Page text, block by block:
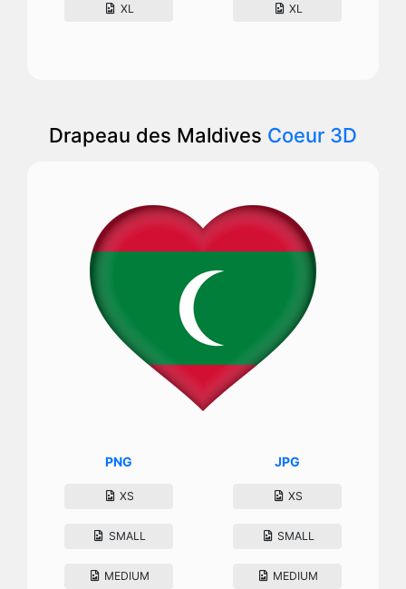
XL XL
Drapeau des Maldives Coeur 3D
PNG
XS
SMALL
MEDIUM
JPG
XS
SMALL
MEDIUM